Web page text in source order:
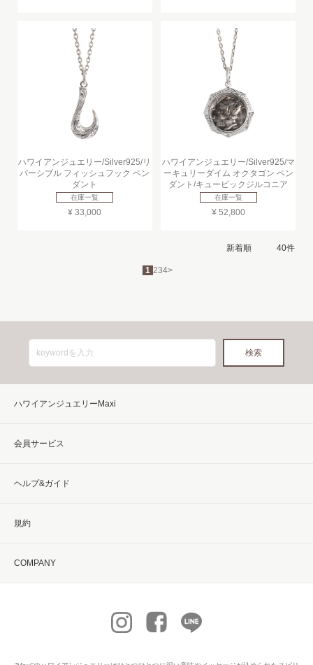
ハワイアンジュエリー/Silver925/リ
バーシブル フィッシュフック ペン
ダント
在庫一覧
¥ 33,000
ハワイアンジュエリー/Silver925/マ
ーキュリーダイム オクタゴン ペン
ダント/キュービックジルコニア
在庫一覧
¥ 52,800
1 234>
ハワイアンジュエリーMaxi
会員サービス
ヘルプ&ガイド
規約
COMPANY